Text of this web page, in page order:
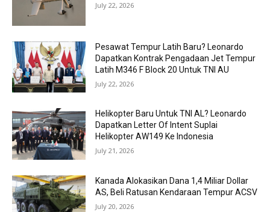
July 22, 2026
Pesawat Tempur Latih Baru? Leonardo
Dapatkan Kontrak Pengadaan Jet Tempur
Latih M346 F Block 20 Untuk TNI AU
July 22, 2026
Helikopter Baru Untuk TNI AL? Leonardo
Dapatkan Letter Of Intent Suplai
Helikopter AW149 Ke Indonesia
July 21, 2026
Kanada Alokasikan Dana 1,4 Miliar Dollar
AS, Beli Ratusan Kendaraan Tempur ACSV
July 20, 2026